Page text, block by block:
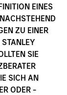
EINES
ZU EINER
SIE
SICH AN
ODER -